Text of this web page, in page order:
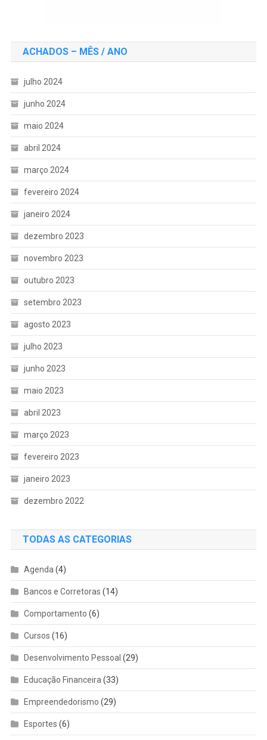
ACHADOS – MÊS / ANO
julho 2024
junho 2024
maio 2024
abril 2024
março 2024
fevereiro 2024
janeiro 2024
dezembro 2023
novembro 2023
outubro 2023
setembro 2023
agosto 2023
julho 2023
junho 2023
maio 2023
abril 2023
março 2023
fevereiro 2023
janeiro 2023
dezembro 2022
TODAS AS CATEGORIAS
Agenda (4)
Bancos e Corretoras (14)
Comportamento (6)
Cursos (16)
Desenvolvimento Pessoal (29)
Educação Financeira (33)
Empreendedorismo (29)
Esportes (6)